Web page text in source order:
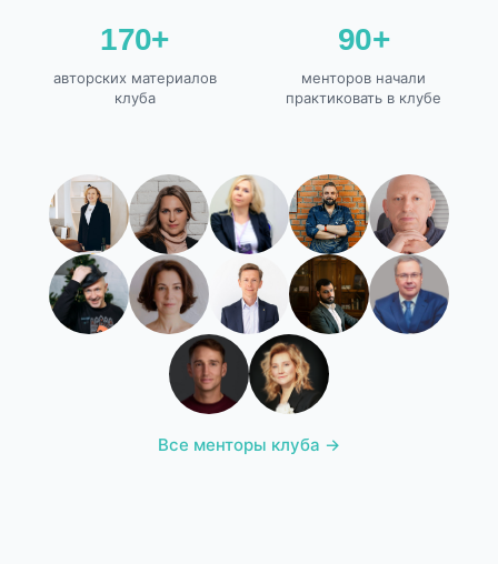
170+
авторских материалов
клуба
90+
менторов начали
практиковать в клубе
Все менторы клуба →